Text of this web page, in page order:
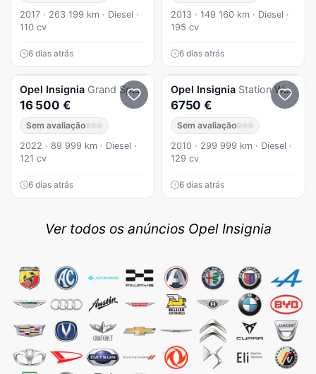
2017 · 263 199 km · Diesel ·
110 cv
6 dias atrás
2013 · 149 160 km · Diesel ·
195 cv
6 dias atrás
Opel Insignia Grand Sport 1.5 dci
16 500 €
Sem avaliação
2022 · 89 999 km · Diesel ·
121 cv
6 dias atrás
Opel Insignia Station Wagon
6750 €
Sem avaliação
2010 · 299 999 km · Diesel ·
129 cv
6 dias atrás
Ver todos os anúncios Opel Insignia